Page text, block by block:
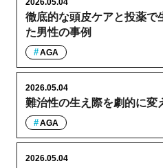
徹底的な頭皮ケアと投薬で
た男性の事例
AGA
難治性の生え際を劇的に変
2026.05.04
AGA
2026.05.04